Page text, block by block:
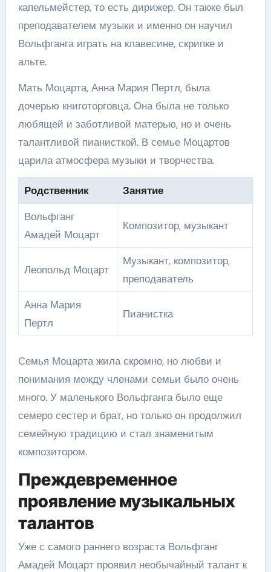
капельмейстер, то есть дирижер. Он также был
преподавателем музыки и именно он научил
Вольфганга играть на клавесине, скрипке и
альте.
Мать Моцарта, Анна Мария Пертл, была
дочерью книготорговца. Она была не только
любящей и заботливой матерью, но и очень
талантливой пианисткой. В семье Моцартов
царила атмосфера музыки и творчества.
Родственник
Занятие
Вольфганг
Амадей Моцарт
Композитор, музыкант
Леопольд Моцарт
Музыкант, композитор,
преподаватель
Анна Мария
Пертл
Пианистка
Семья Моцарта жила скромно, но любви и
понимания между членами семьи было очень
много. У маленького Вольфганга было еще
семеро сестер и брат, но только он продолжил
семейную традицию и стал знаменитым
композитором.
Преждевременное
проявление музыкальных
талантов
Уже с самого раннего возраста Вольфганг
Амадей Моцарт проявил необычайный талант к